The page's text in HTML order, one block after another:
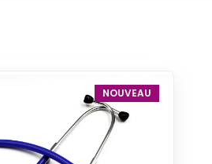
NOUVEAU